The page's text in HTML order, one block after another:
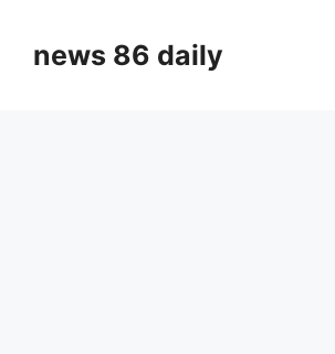
contentnews 86 daily